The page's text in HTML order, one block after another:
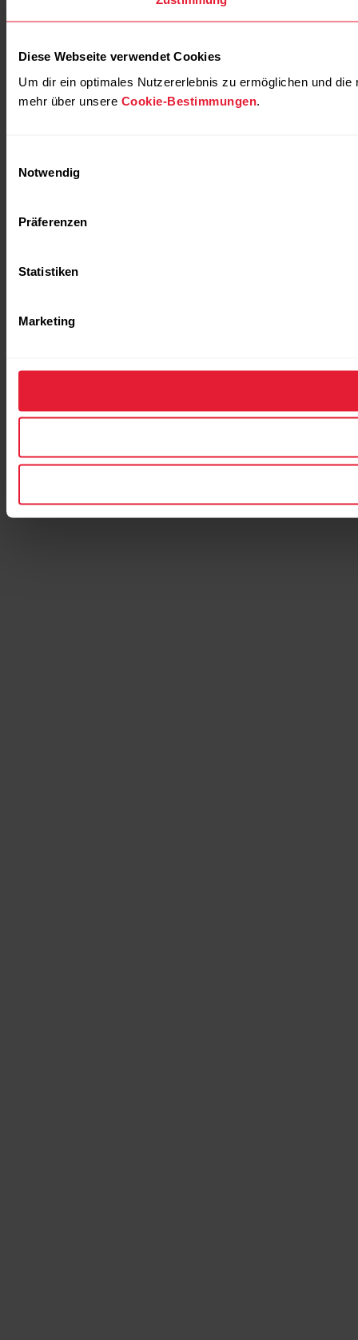
Diese Webseite verwendet Cookies
Um dir ein optimales Nutzererlebnis zu ermöglichen und
mehr über unsere Cookie-Bestimmungen
Notwendig
Präferenzen
Statistiken
Marketing